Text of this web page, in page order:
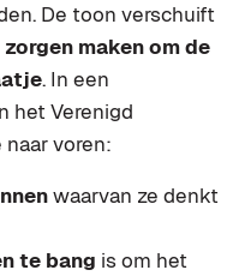
De toon verschuift
zorgen maken om de
. In een
het Verenigd
voren:
waarvan ze denkt
te bang is om het